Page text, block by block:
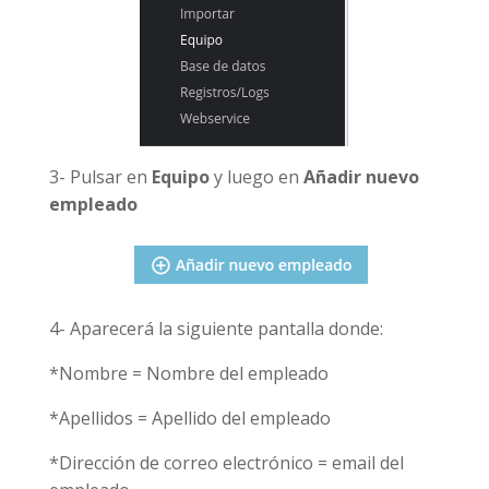
3- Pulsar en Equipoy luego en Añadir nuevo
empleado
4- Aparecerá la siguiente pantalla donde:
*Nombre = Nombre del empleado
*Apellidos = Apellido del empleado
*Dirección de correo electrónico = email del